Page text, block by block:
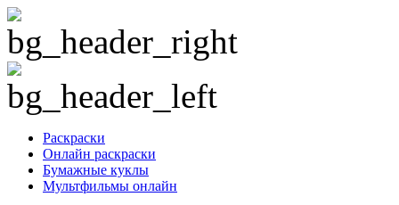
Раскраски
Онлайн раскраски
Бумажные куклы
Мультфильмы онлайн